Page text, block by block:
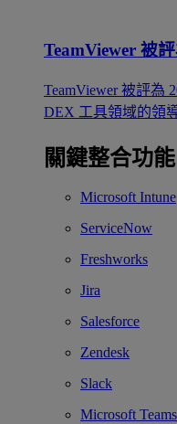
TeamViewer 被
TeamViewer 被評為
DEX 工具領域的領
關鍵整合功能
Microsoft Intune
ServiceNow
Freshworks
Jira
Salesforce
Zendesk
Slack
Microsoft Teams